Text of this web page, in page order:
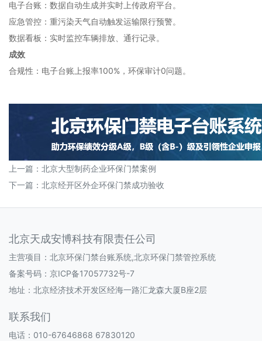
电子台账：数据自动生成并实时上传政府平台。
应急管控：重污染天气自动触发运输限行预警。
数据看板：实时监控车辆排放、通行记录。
成效
合规性：电子台账上报率100%，环保审计0问题。
上一篇： 北京大型制药企业环保门禁案例
下一篇： 北京经开区外企环保门禁成功验收
北京天成安博科技有限责任公司
主营项目：北京环保门禁台账系统,北京环保门禁管控系统
备案号码： 京ICP备17057732号-7
地址：北京经济技术开发区经海一路汇龙森大厦B座2层
联系我们
电话：010-67646868 67830120